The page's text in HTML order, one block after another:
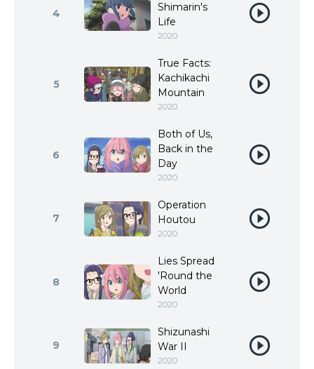
4
Shimarin's
Life
2020
5
True Facts:
Kachikachi
Mountain
2020
6
Both of Us,
Back in the
Day
2020
7
Operation
Houtou
2020
8
Lies Spread
'Round the
World
2020
9
Shizunashi
War II
2020